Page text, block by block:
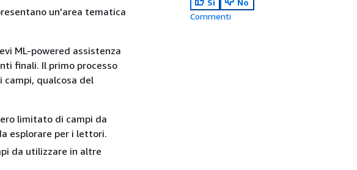
un'area tematica
ML-powered assistenza
finali. Il primo processo
campi, qualcosa del
limitato di campi da
esplorare per i lettori.
da utilizzare in altre
Sì
No
Commenti